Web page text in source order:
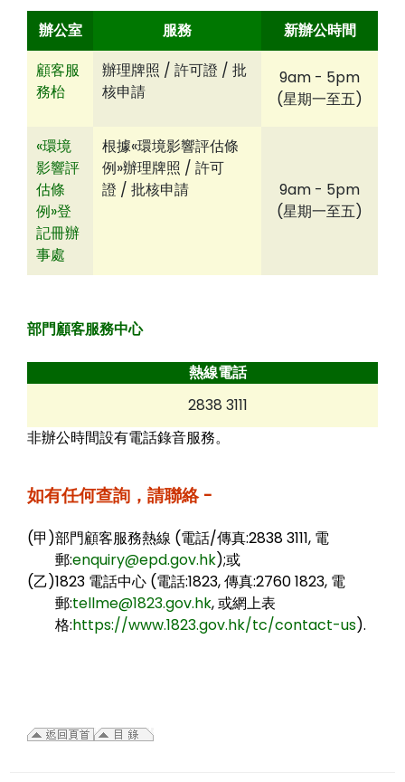
辦公室 服務
新辦公時間
顧客服
務枱
辦理牌照 / 許可證 / 批
核申請
9am - 5pm
(星期一至五)
«環境
影響評
估條
例»登
記冊辦
事處
根據«環境影響評估條
例»辦理牌照 / 許可
證 / 批核申請
9am - 5pm
(星期一至五)
部門顧客服務中心
熱線電話
2838 3111
非辦公時間設有電話錄音服務。
如有任何查詢，請聯絡 -
(甲)部門顧客服務熱線 (電話/傳真:2838 3111, 電
郵:enquiry@epd.gov.hk);或
(乙)1823 電話中心 (電話:1823, 傳真:2760 1823, 電
郵:tellme@1823.gov.hk, 或網上表
格:https://www.1823.gov.hk/tc/contact-us).